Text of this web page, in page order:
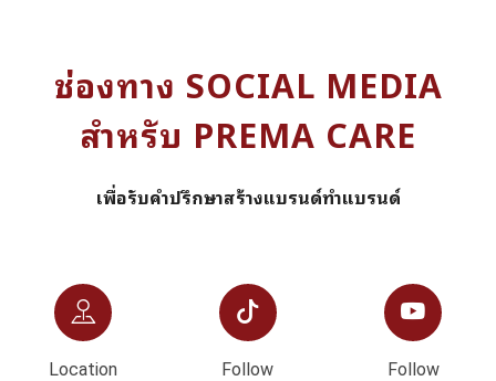
ช่องทาง SOCIAL MEDIA
สำหรับ PREMA CARE
เพื่อรับคำปรึกษาสร้างแบรนด์ทำแบรนด์
Location
Follow
Follow